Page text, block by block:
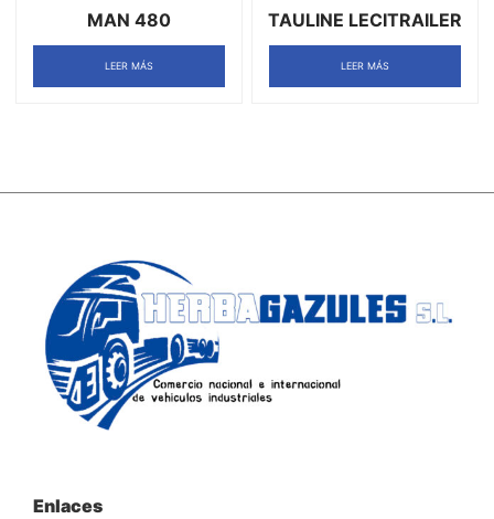
MAN 480
LEER MÁS
TAULINE LECITRAILER
LEER MÁS
Enlaces